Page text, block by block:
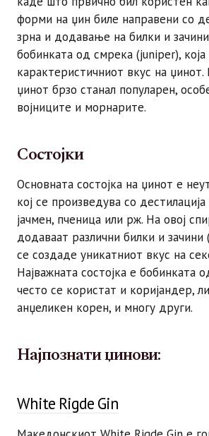
форми на џин биле направени со
зрна и додавање на билки и зачини,
бобинката од смрека (juniper), која
карактеристичниот вкус на џинот.
џинот брзо станал популарен,
војниците и морнарите.
Состојки
Основната состојка на џинот е
кој се произведува со
јачмен, пченица или рж. На овој
додаваат различни билки и
се создаде уникатниот вкус на
Најважната состојка е бобинката
често се користат и коријандер,
анџеликен корен, и многу други.
Најпознати џинови:
White Rigde Gin